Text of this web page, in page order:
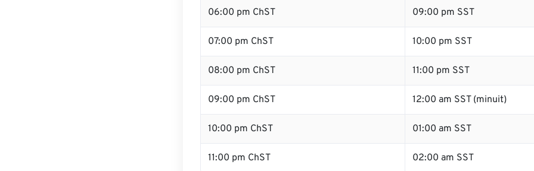
06:00 pm ChST 09:00 pm SST
07:00 pm ChST 10:00 pm SST
08:00 pm ChST 11:00 pm SST
09:00 pm ChST 12:00 am SST (minuit)
10:00 pm ChST 01:00 am SST
11:00 pm ChST 02:00 am SST